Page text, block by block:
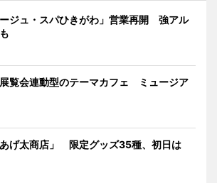
ジュ・スパひきがわ」営業再開 強アル
覧会連動型のテーマカフェ ミュージア
げ太商店」 限定グッズ35種、初日は